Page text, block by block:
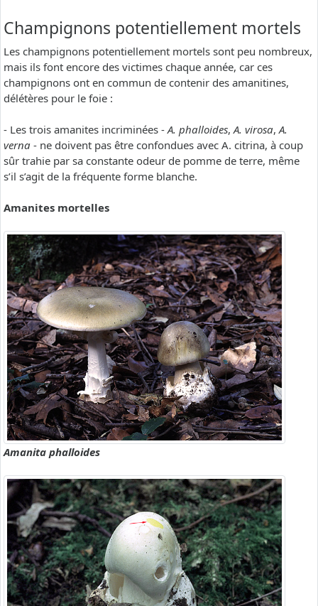
Champignons potentiellement mortels
Les champignons potentiellement mortels sont peu nombreux,
mais ils font encore des victimes chaque année, car ces
champignons ont en commun de contenir des amanitines,
délétères pour le foie :
- Les trois amanites incriminées -A. phalloides,A. virosa,A.
verna - ne doivent pas être confondues avec A. citrina, à coup
sûr trahie par sa constante odeur de pomme de terre, même
s’il s’agit de la fréquente forme blanche.
Amanites mortelles
Amanita phalloides